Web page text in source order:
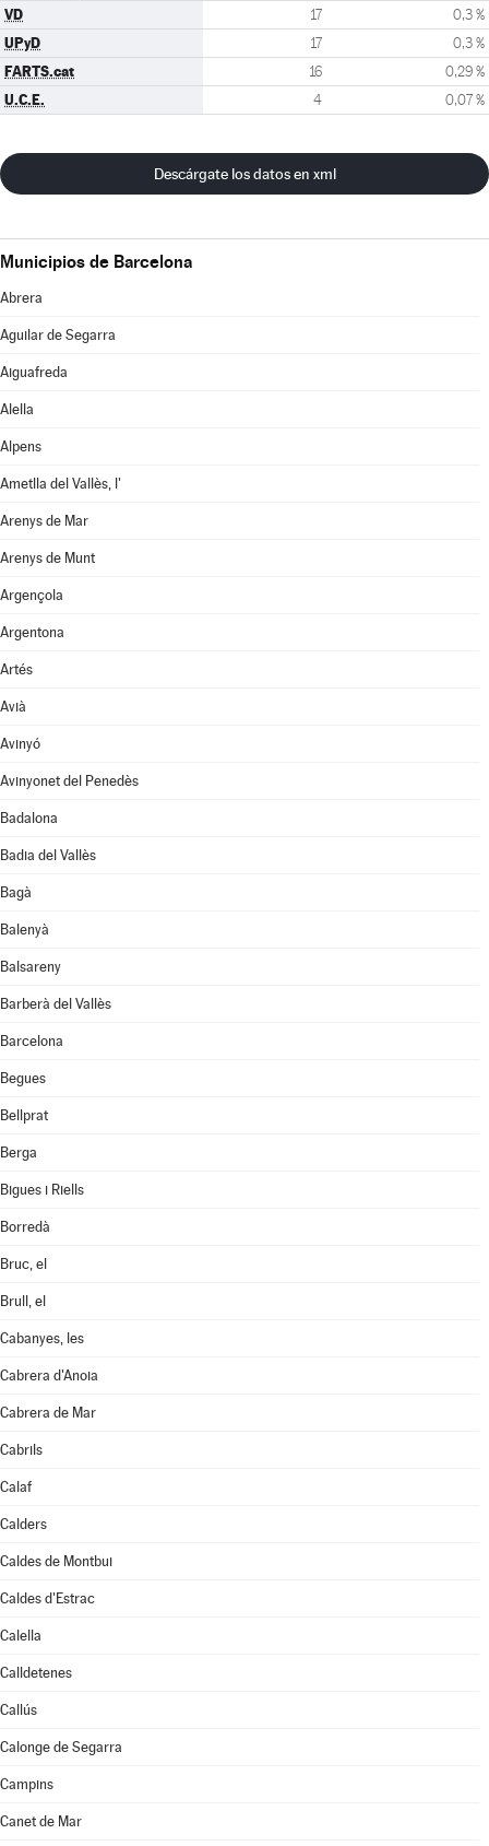
VD 17 0,3 %
UPyD 17 0,3 %
FARTS.cat 16 0,29 %
U.C.E. 4 0,07 %
Descárgate los datos en xml
Municipios de Barcelona
Abrera
Aguilar de Segarra
Aiguafreda
Alella
Alpens
Ametlla del Vallès, l'
Arenys de Mar
Arenys de Munt
Argençola
Argentona
Artés
Avià
Avinyó
Avinyonet del Penedès
Badalona
Badia del Vallès
Bagà
Balenyà
Balsareny
Barberà del Vallès
Barcelona
Begues
Bellprat
Berga
Bigues i Riells
Borredà
Bruc, el
Brull, el
Cabanyes, les
Cabrera d'Anoia
Cabrera de Mar
Cabrils
Calaf
Calders
Caldes de Montbui
Caldes d'Estrac
Calella
Calldetenes
Callús
Calonge de Segarra
Campins
Canet de Mar